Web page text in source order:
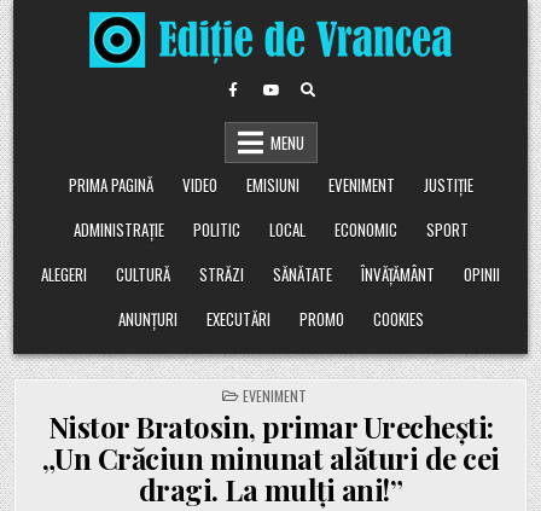
Skip
to
content
MENU
PRIMA PAGINĂ
VIDEO EMISIUNI EVENIMENT
JUSTIȚIE
ADMINISTRAȚIE
POLITIC LOCAL ECONOMIC
SPORT
ALEGERI
CULTURĂ STRĂZI SĂNĂTATE ÎNVĂȚĂMÂNT
OPINII
ANUNȚURI
EXECUTĂRI PROMO COOKIES
POSTED
IN
EVENIMENT
Nistor Bratosin, primar Urechești:
„Un Crăciun minunat alături de cei
dragi. La mulți ani!”